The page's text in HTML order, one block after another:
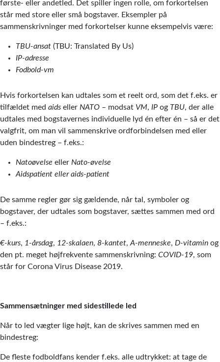
første- eller andetled. Det spiller ingen rolle, om forkortelsen
står med store eller små bogstaver. Eksempler på
sammenskrivninger med forkortelser kunne eksempelvis være:
TBU-ansat (TBU: Translated By Us)
IP-adresse
Fodbold-vm
Hvis forkortelsen kan udtales som et reelt ord, som det f.eks. er
tilfældet med aids eller NATO – modsat VM, IP og TBU, der alle
udtales med bogstavernes individuelle lyd én efter én – så er det
valgfrit, om man vil sammenskrive ordforbindelsen med eller
uden bindestreg – f.eks.:
Natoøvelse eller Nato-øvelse
Aidspatient eller aids-patient
De samme regler gør sig gældende, når tal, symboler og
bogstaver, der udtales som bogstaver, sættes sammen med ord
– f.eks.:
€-kurs, 1-årsdag, 12-skalaen, 8-kantet, A-menneske, D-vitamin og
den pt. meget højfrekvente sammenskrivning: COVID-19, som
står for Corona Virus Disease 2019.
Sammensætninger med sidestillede led
Når to led vægter lige højt, kan de skrives sammen med en
bindestreg:
De fleste fodboldfans kender f.eks. alle udtrykket: at tage de